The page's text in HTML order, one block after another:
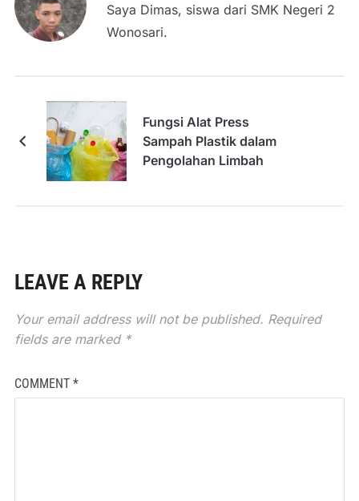
Saya Dimas, siswa dari SMK Negeri 2
Wonosari.
Fungsi Alat Press
Sampah Plastik dalam
Pengolahan Limbah
LEAVE A REPLY
Your email address will not be published. Required
fields are marked *
COMMENT *